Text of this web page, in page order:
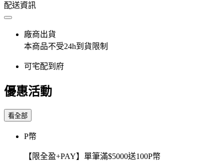
配送資訊
廠商出貨
本商品不受24h到貨限制
可宅配到府
優惠活動
看全部
P幣
【限全盈+PAY】單筆滿$5000送100P幣